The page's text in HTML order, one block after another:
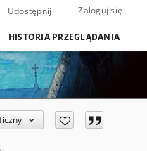
Udostępnij Zaloguj się
HISTORIA PRZEGLĄDANIA